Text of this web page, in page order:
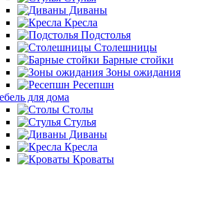
Диваны
Кресла
Подстолья
Столешницы
Барные стойки
Зоны ожидания
Ресепшн
для дома
Столы
Стулья
Диваны
Кресла
Кроваты